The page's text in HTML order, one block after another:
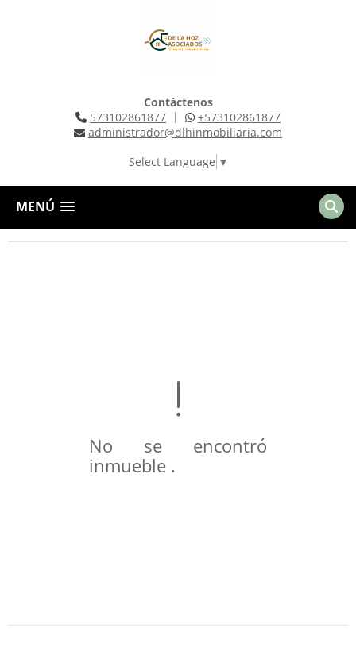
Contáctenos
573102861877 |
+573102861877
administrador@dlhinmobiliaria.com
Select Language ▼
MENÚ
No se encontró
inmueble .